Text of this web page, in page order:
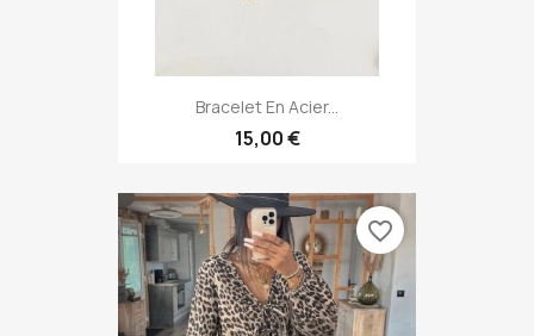
Bracelet En Acier...
15,00 €
favorite_border